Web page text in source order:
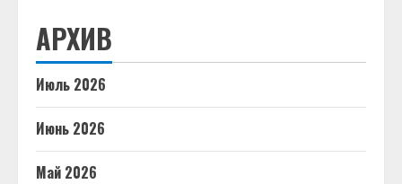
АРХИВ
Июль 2026
Июнь 2026
Май 2026